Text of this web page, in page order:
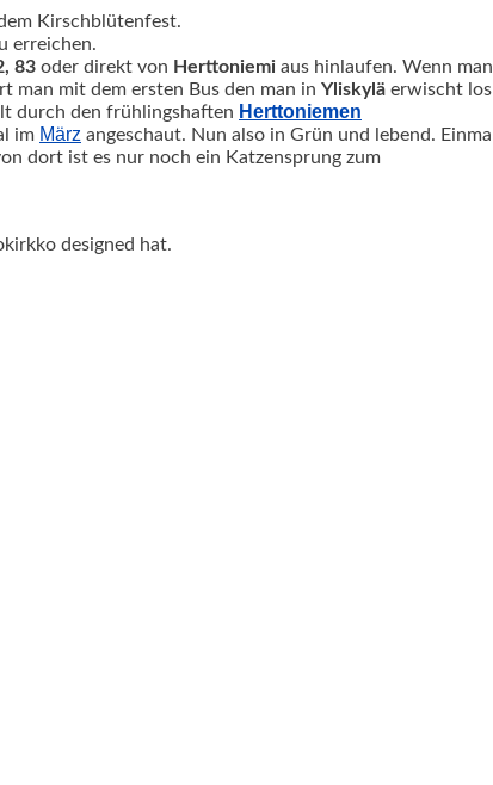
Kirschblütenfest.
erreichen.
83 oder direkt von Herttoniemi aus hinlaufen. Wenn man
man mit dem ersten Bus den man in Yliskylä erwischt los
durch den frühlingshaften Herttoniemen
im März angeschaut. Nun also in Grün und lebend. Einmal
dort ist es nur noch ein Katzensprung zum
designed hat.